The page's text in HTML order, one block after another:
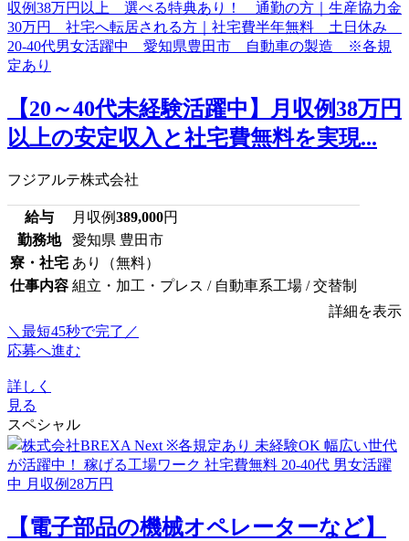
【20～40代未経験活躍中】月収例38万円
以上の安定収入と社宅費無料を実現...
フジアルテ株式会社
給与 月収例389,000円
勤務地
愛知県 豊田市
寮・社宅 あり（無料）
仕事内容 組立・加工・プレス / 自動車系工場 / 交替制
詳細を表示
＼最短45秒で完了／
応募へ進む
詳しく
見る
スペシャル
【電子部品の機械オペレーターなど】